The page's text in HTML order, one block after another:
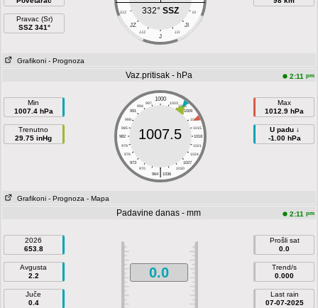
Pravac (Sr)
SSZ 341°
ZJZ IJI
JZ JI
JJZ JJI
J
332° SSZ
Grafikoni - Prognoza
Vaz.pritisak - hPa 2:11 pm
Min
1007.4 hPa
Trenutno
29.75 inHg
1000
997 1003
994
1006
991
1009
988
1012
985
1015
982
1018
979
1021
976
1024
973
1027
970
1030
|
964 1036
1007.5
Max
1012.9 hPa
U padu ↓
-1.00 hPa
Grafikoni - Prognoza - Mapa
Padavine danas - mm 2:11 pm
2026
653.8
Avgusta
2.2
Juče
0.4
0.0
Prošli sat
0.0
Trend/s
0.000
Last rain
07-07-2025